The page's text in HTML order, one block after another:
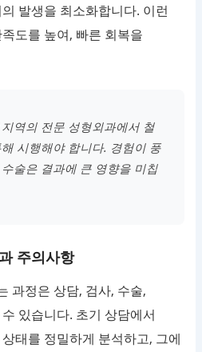
발생을 최소화합니다. 이런
도를 높여, 빠른 회복을
역의 전문 성형외과에서 철
시행해야 합니다. 경험이 풍
술은 결과에 큰 영향을 미칩
주의사항
과정은 상담, 검사, 수술,
있습니다. 초기 상담에서
태를 정밀하게 분석하고, 그에